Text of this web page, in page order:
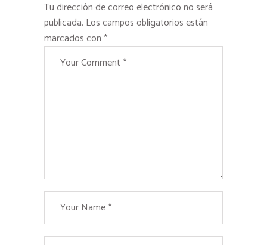
Tu dirección de correo electrónico no será
publicada. Los campos obligatorios están
marcados con *